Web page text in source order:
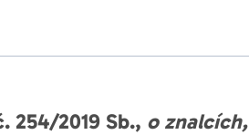
254/2019 Sb., o znalcích,